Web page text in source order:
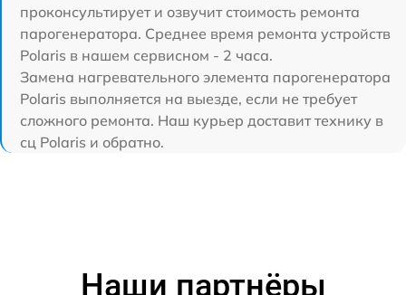
проконсультирует и озвучит стоимость ремонта
парогенератора. Среднее время ремонта устройств
Polaris в нашем сервисном - 2 часа.
Замена нагревательного элемента парогенератора
Polaris выполняется на выезде, если не требует
сложного ремонта. Наш курьер доставит технику в
сц Polaris и обратно.
Наши партнёры